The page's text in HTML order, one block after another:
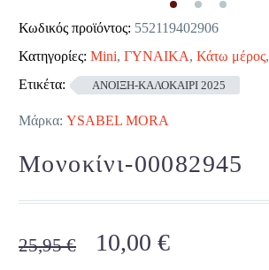
Κωδικός προϊόντος: 552119402906
Κατηγορίες: Mini, ΓΥΝΑΙΚΑ, Κάτω μέρος,
Ετικέτα:
ΑΝΟΙΞΗ-ΚΑΛΟΚΑΙΡΙ 2025
Μάρκα: YSABEL MORA
Μονοκίνι-00082945
25,95€
Original
10,00 €Η